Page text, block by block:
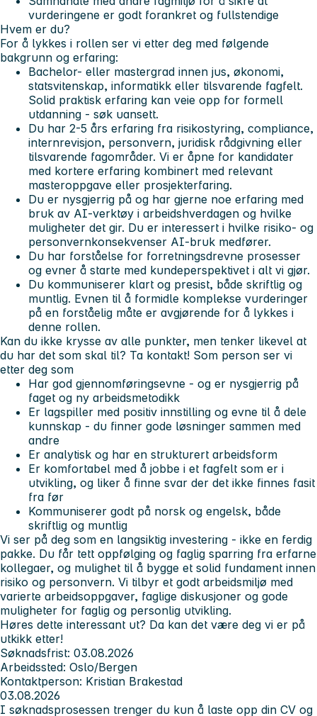
vurderingene er godt forankret og fullstendige
Hvem er du?
For å lykkes i rollen ser vi etter deg med følgende
bakgrunn og erfaring:
Bachelor- eller mastergrad innen jus, økonomi,
statsvitenskap, informatikk eller tilsvarende fagfelt.
Solid praktisk erfaring kan veie opp for formell
utdanning - søk uansett.
Du har 2-5 års erfaring fra risikostyring, compliance,
internrevisjon, personvern, juridisk rådgivning eller
tilsvarende fagområder. Vi er åpne for kandidater
med kortere erfaring kombinert med relevant
masteroppgave eller prosjekterfaring.
Du er nysgjerrig på og har gjerne noe erfaring med
bruk av AI-verktøy i arbeidshverdagen og hvilke
muligheter det gir. Du er interessert i hvilke risiko- og
personvernkonsekvenser AI-bruk medfører.
Du har forståelse for forretningsdrevne prosesser
og evner å starte med kundeperspektivet i alt vi gjør.
Du kommuniserer klart og presist, både skriftlig og
muntlig. Evnen til å formidle komplekse vurderinger
på en forståelig måte er avgjørende for å lykkes i
denne rollen.
Kan du ikke krysse av alle punkter, men tenker likevel at
du har det som skal til? Ta kontakt! Som person ser vi
etter deg som
Har god gjennomføringsevne - og er nysgjerrig på
faget og ny arbeidsmetodikk
Er lagspiller med positiv innstilling og evne til å dele
kunnskap - du finner gode løsninger sammen med
andre
Er analytisk og har en strukturert arbeidsform
Er komfortabel med å jobbe i et fagfelt som er i
utvikling, og liker å finne svar der det ikke finnes fasit
fra før
Kommuniserer godt på norsk og engelsk, både
skriftlig og muntlig
Vi ser på deg som en langsiktig investering - ikke en ferdig
pakke. Du får tett oppfølging og faglig sparring fra erfarne
kollegaer, og mulighet til å bygge et solid fundament innen
risiko og personvern. Vi tilbyr et godt arbeidsmiljø med
varierte arbeidsoppgaver, faglige diskusjoner og gode
muligheter for faglig og personlig utvikling.
Høres dette interessant ut? Da kan det være deg vi er på
utkikk etter!
Søknadsfrist: 03.08.2026
Arbeidssted: Oslo/Bergen
Kontaktperson: Kristian Brakestad
03.08.2026
I søknadsprosessen trenger du kun å laste opp din CV og